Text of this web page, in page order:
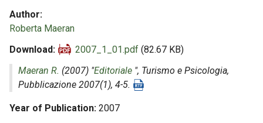
Author
Roberta Maeran
Download
2007_1_01.pdf (82.67 KB)
Maeran R. (2007) "Editoriale ", Turismo e Psicologia,
Pubblicazione 2007(1), 4-5.
Year of Publication 2007